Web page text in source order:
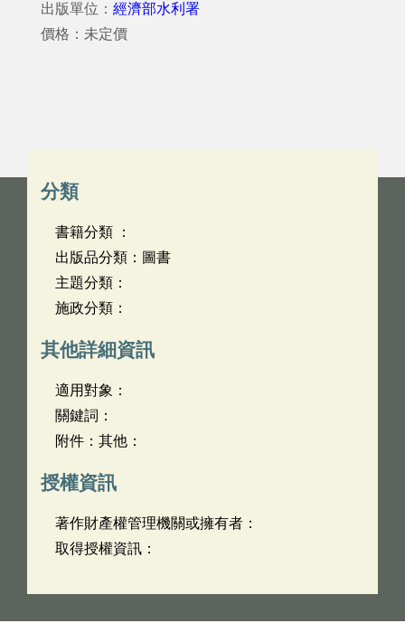
出版單位： 經濟部水利署
價格：未定價
分類
書籍分類 ：
出版品分類：圖書
主題分類：
施政分類：
其他詳細資訊
適用對象：
關鍵詞：
附件：其他：
授權資訊
著作財產權管理機關或擁有者：
取得授權資訊：